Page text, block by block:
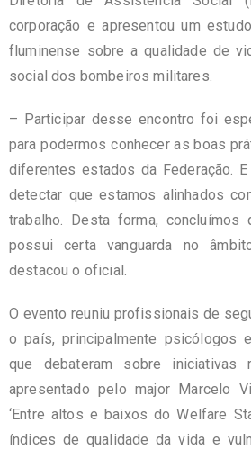
corporação e apresentou um
fluminense sobre a qualidade de
social dos bombeiros militares.
– Participar desse encontro foi
para podermos conhecer as boas
diferentes estados da Federação.
detectar que estamos alinhados
trabalho. Desta forma, concluímos
possui certa vanguarda no
destacou o oficial.
O evento reuniu profissionais de
o país, principalmente psicólogos
que debateram sobre iniciativas
apresentado pelo major Marcelo
‘Entre altos e baixos do Welfare
índices de qualidade da vida e